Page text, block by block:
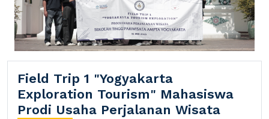
Field Trip 1 "Yogyakarta
Exploration Tourism" Mahasiswa
Prodi Usaha Perjalanan Wisata